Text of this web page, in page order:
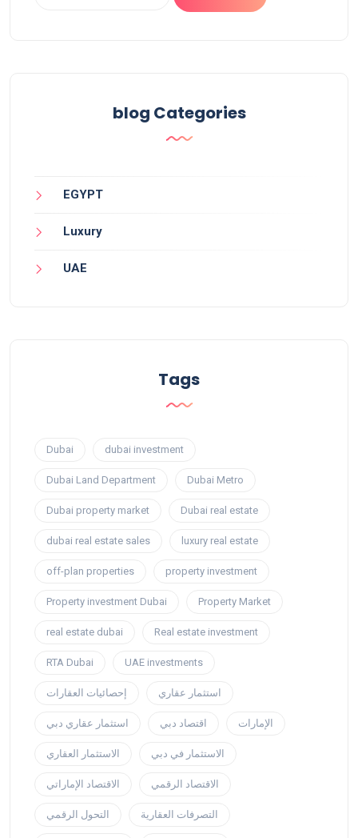
blog Categories
EGYPT
Luxury
UAE
Tags
Dubai dubai investment
Dubai Land Department Dubai Metro
Dubai property market Dubai real estate
dubai real estate sales luxury real estate
off-plan properties property investment
Property investment Dubai Property Market
real estate dubai Real estate investment
RTA Dubai UAE investments
إحصائيات العقارات استثمار عقاري
استثمار عقاري دبي اقتصاد دبي الإمارات
الاستثمار العقاري الاستثمار في دبي
الاقتصاد الإماراتي الاقتصاد الرقمي
التحول الرقمي التصرفات العقارية